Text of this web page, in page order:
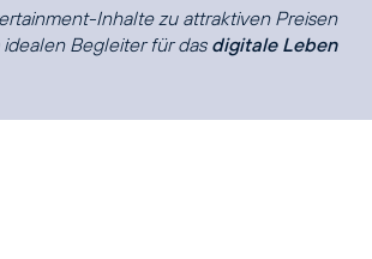
Inhalte zu attraktiven Preisen
Begleiter für das digitale Leben